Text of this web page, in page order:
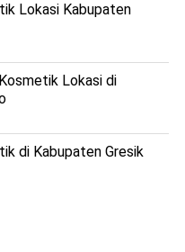
Lokasi Kabupaten
Lokasi di
di Kabupaten Gresik